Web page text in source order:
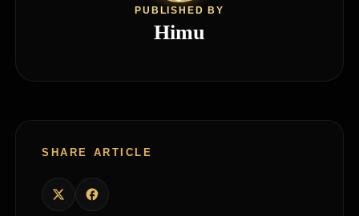
PUBLISHED BY
Himu
SHARE ARTICLE